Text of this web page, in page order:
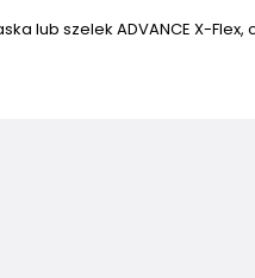
lub szelek ADVANCE X-